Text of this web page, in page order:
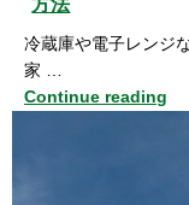
冷蔵庫や電子レンジ
家 …
Continue reading